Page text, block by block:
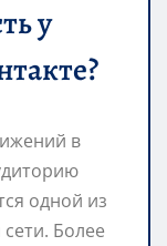
у
в
одной из
Более